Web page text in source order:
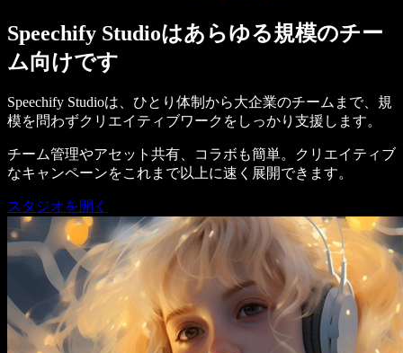
Speechify Studioはあらゆる規模のチー
ム向けです
Speechify Studioは、ひとり体制から大企業のチームまで、規
模を問わずクリエイティブワークをしっかり支援します。
チーム管理やアセット共有、コラボも簡単。クリエイティブ
なキャンペーンをこれまで以上に速く展開できます。
スタジオを開く